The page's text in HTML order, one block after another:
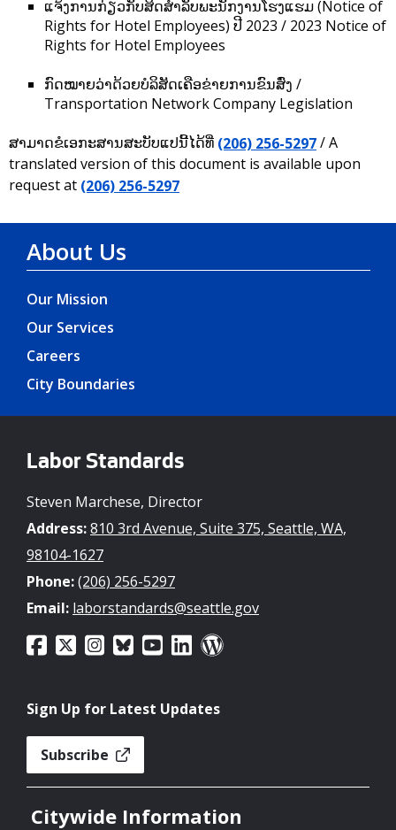
ແຈ້ງການກ່ຽວກັບສິດສຳລັບພະນັກງານໂຮງແຮມ (Notice of
Rights for Hotel Employees) ປີ 2023 / 2023 Notice of
Rights for Hotel Employees
ກົດໝາຍວ່າດ້ວຍບໍລິສັດເຄືອຂ່າຍການຂົນສົ່ງ /
Transportation Network Company Legislation
ສາມາດຂໍເອກະສານສະບັບແປນີ້ໄດ້ທີ່ (206) 256-5297/ A
translated version of this document is available upon
request at (206) 256-5297
About Us
Our Mission
Our Services
Careers
City Boundaries
Labor Standards
Steven Marchese, Director
Address:810 3rd Avenue, Suite 375, Seattle, WA,
98104-1627
Phone:(206) 256-5297
Email: laborstandards@seattle.gov
Sign Up for Latest Updates
Subscribe
Citywide Information